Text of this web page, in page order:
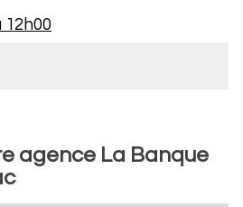
12h00
agence La Banque